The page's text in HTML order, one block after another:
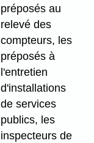
préposés au
relevé des
compteurs, les
préposés à
l'entretien
d'installations
de services
publics, les
inspecteurs de